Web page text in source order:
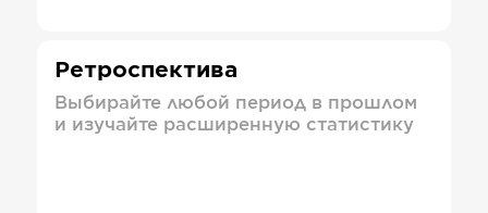
Ретроспектива
Выбирайте любой период в прошлом
и изучайте расширенную статистику